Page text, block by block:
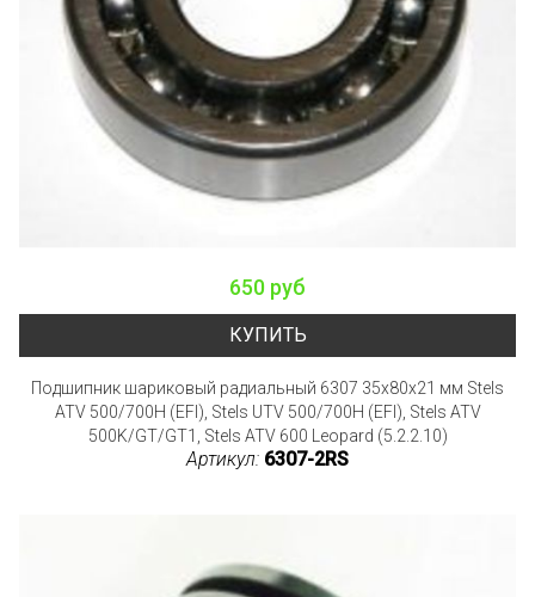
650 руб
КУПИТЬ
Подшипник шариковый радиальный 6307 35х80х21 мм Stels
ATV 500/700H (EFI), Stels UTV 500/700H (EFI), Stels ATV
500K/GT/GT1, Stels ATV 600 Leopard (5.2.2.10)
Артикул: 6307-2RS